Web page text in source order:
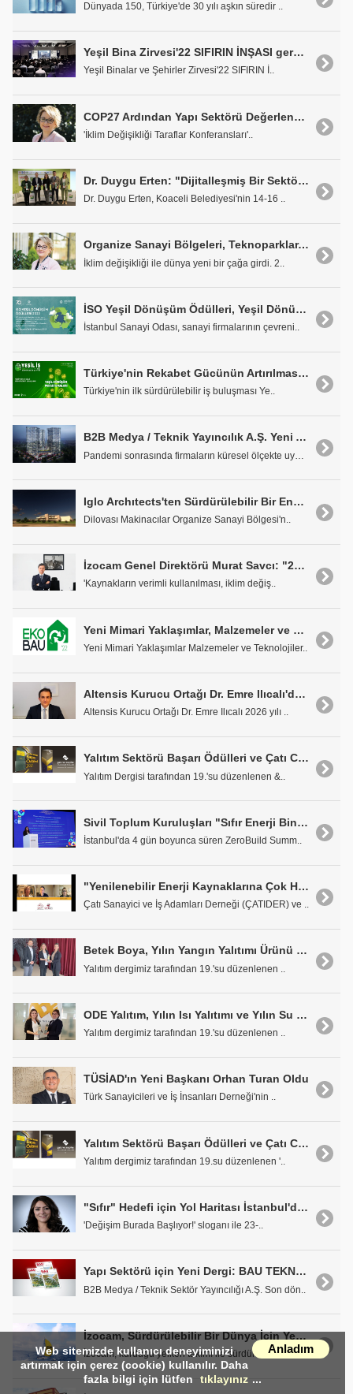
Dünyada 150, Türkiye'de 30 yılı aşkın süredir ..
Yeşil Bina Zirvesi'22 SIFIRIN İNŞASI gerçekleştirildi!
Yeşil Binalar ve Şehirler Zirvesi'22 SIFIRIN İ..
COP27 Ardından Yapı Sektörü Değerlendirmesi
'İklim Değişikliği Taraflar Konferansları'..
Dr. Duygu Erten: "Dijitalleşmiş Bir Sektöre Geçişle Güçlendirilen Sürdürülebilir Yaşam İçin Aciliyet Var"
Dr. Duygu Erten, Koaceli Belediyesi'nin 14-16 ..
Organize Sanayi Bölgeleri, Teknoparklar, Askeri Bölgeler ve Üniversite Kampüslerinin İnovasyon Odaklı Yeşil Dönüşümü
İklim değişikliği ile dünya yeni bir çağa girdi. 2..
İSO Yeşil Dönüşüm Ödülleri, Yeşil Dönüşüm Yolculuğundaki Hikayelerinizi Paylaşmaya Davet Ediyor
İstanbul Sanayi Odası, sanayi firmalarının çevreni..
Türkiye'nin Rekabet Gücünün Artırılmasında Yeşil Dönüşüm Bir Fırsat
Türkiye'nin ilk sürdürülebilir iş buluşması Ye..
B2B Medya / Teknik Yayıncılık A.Ş. Yeni Adresinde
Iglo Archıtects'ten Sürdürülebilir Bir Endüstri Yapısı: Galsan Plastik Fabrikası
Dilovası Makinacılar Organize Sanayi Bölgesi'n..
İzocam Genel Direktörü Murat Savcı: "2050 Yılına Kadar Karbon Nötr Olmayı Hedefliyoruz"
'Kaynakların verimli kullanılması, iklim değiş..
Yeni Mimari Yaklaşımlar, Malzemeler ve Teknolojiler Fuarı
Yeni Mimari Yaklaşımlar Malzemeler ve Teknolojiler..
Altensis Kurucu Ortağı Dr. Emre Ilıcalı'dan Enerji Verimliliği Uyarısı
Altensis Kurucu Ortağı Dr. Emre Ilıcalı 2026 yılı ..
Yalıtım Sektörü Başarı Ödülleri ve Çatı Cephe Malzemeleri Ödülleri Sahiplerini Buldu
Yalıtım Dergisi tarafından 19.'su düzenlenen &..
Sivil Toplum Kuruluşları "Sıfır Enerji Binalar İle Geleceği İnşa Et" Deklarasyonunu İmzaladı
İstanbul'da 4 gün boyunca süren ZeroBuild Summ..
"Yenilenebilir Enerji Kaynaklarına Çok Hızlı Geçiş Şart"
Çatı Sanayici ve İş Adamları Derneği (ÇATIDER) ve ..
Betek Boya, Yılın Yangın Yalıtımı Ürünü Ödülünü Teslim Aldı
Yalıtım dergimiz tarafından 19.'su düzenlenen ..
ODE Yalıtım, Yılın Isı Yalıtımı ve Yılın Su Yalıtımı Ürünü Ödülünü Teslim Aldı
Yalıtım dergimiz tarafından 19.'su düzenlenen ..
TÜSİAD'ın Yeni Başkanı Orhan Turan Oldu
Türk Sanayicileri ve İş İnsanları Derneği'nin ..
Yalıtım Sektörü Başarı Ödülleri ve Çatı Cephe Malzemeleri Ödülleri Sahiplerini Buldu
Yalıtım dergimiz tarafından 19.su düzenlenen '..
"Sıfır" Hedefi için Yol Haritası İstanbul'da Çizilecek
'Değişim Burada Başlıyor!' sloganı ile 23-..
Yapı Sektörü için Yeni Dergi: BAU TEKNOLOJİLERİ Çıkıyor
B2B Medya / Teknik Sektör Yayıncılığı A.Ş. Son dön..
İzocam, Sürdürülebilir Bir Dünya İçin Yelken Açıyor
İzocam, kurduğu yelken takımı ile sürdürülebilir b..
Anladım
Web sitemizde kullanıcı deneyiminizi
artırmak için çerez (cookie) kullanılır. Daha
fazla bilgi için lütfen
tıklayınız ...